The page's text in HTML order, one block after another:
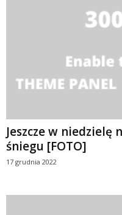
Jeszcze w niedzielę
śniegu [FOTO]
17 grudnia 2022